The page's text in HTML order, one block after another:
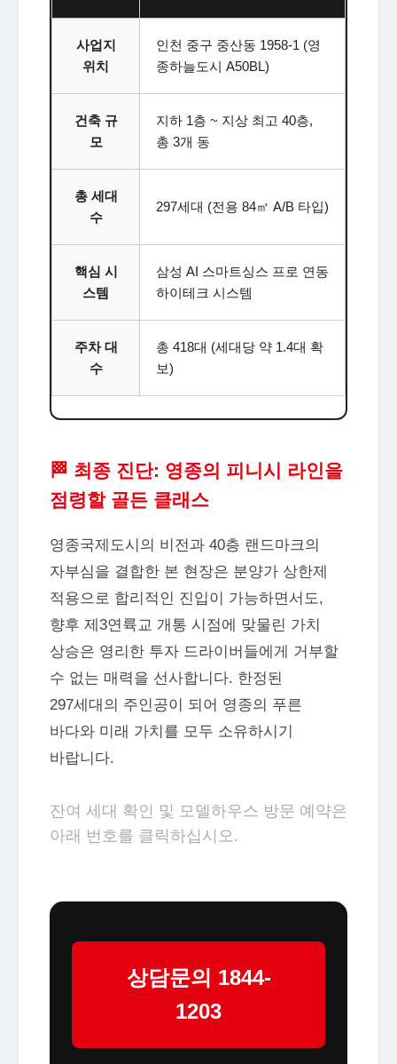
사업지
위치
인천 중구 중산동 1958-1 (영
종하늘도시 A50BL)
건축 규
모
지하 1층 ~ 지상 최고 40층,
총 3개 동
총 세대
수
297세대 (전용 84㎡ A/B 타입)
핵심 시
스템
삼성 AI 스마트싱스 프로 연동
하이테크 시스템
주차 대
수
총 418대 (세대당 약 1.4대 확
보)
🏁 최종 진단: 영종의 피니시 라인을
점령할 골든 클래스
영종국제도시의 비전과 40층 랜드마크의
자부심을 결합한 본 현장은 분양가 상한제
적용으로 합리적인 진입이 가능하면서도,
향후 제3연륙교 개통 시점에 맞물린 가치
상승은 영리한 투자 드라이버들에게 거부할
수 없는 매력을 선사합니다. 한정된
297세대의 주인공이 되어 영종의 푸른
바다와 미래 가치를 모두 소유하시기
바랍니다.
잔여 세대 확인 및 모델하우스 방문 예약은
아래 번호를 클릭하십시오.
상담문의 1844-
1203